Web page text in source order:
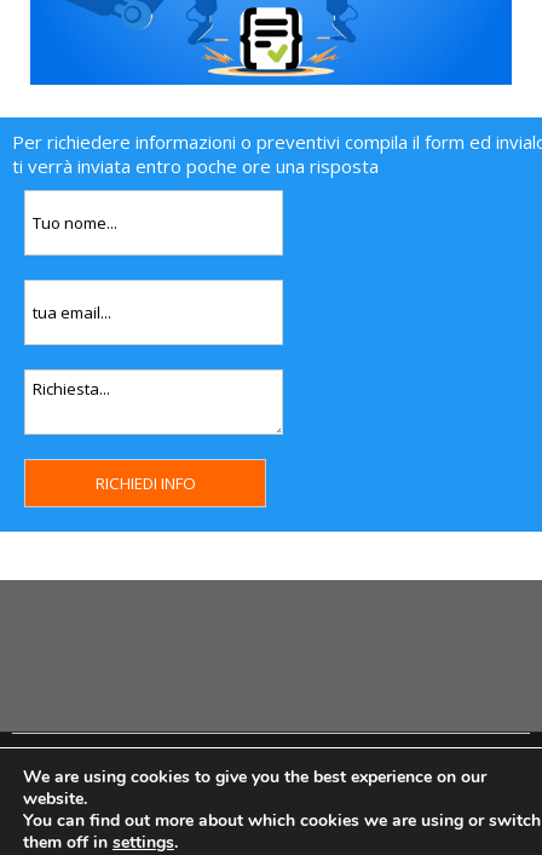
Per richiedere informazioni o preventivi compila il form ed
ti verrà inviata entro poche ore una risposta
Copyright MHWeb © 2018 - Privacy & GDPR - Cookie Policy -
We are using cookies to give you the best experience on our
website.
You can find out more about which cookies we are using or switch
them off in settings.